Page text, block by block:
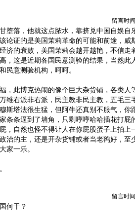
留言时
堕落，他就这点脓水，靠挤兑中国自娱自
论证的是美国茉莉革命的可能和前途，威
济的衰败，美国茉莉会越开越艳，不信走
，这是近期各国民意测验的结果，当然此
民意测验机构，呵呵。
，此博克热闹的像个巨大杂货铺，各类人
维右派非右派，民主教非民主教，五毛三
斯塔法很生猛，但阿牛还真别不服气，你
条条逼到了墙角，只剩哼哼哈哈插花打屁
，自然也怪不得让人在你屁股蛋子上拍上
治的主，还是开杂货铺或者当老鸨好，至
家一乐。
留言时
何干？